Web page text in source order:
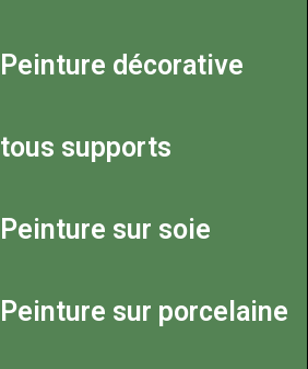
Peinture décorative
tous supports
Peinture sur soie
Peinture sur porcelaine